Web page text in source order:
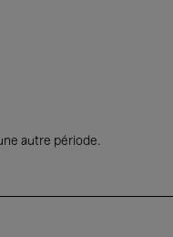
autre période.